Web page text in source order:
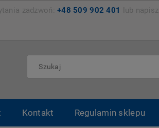
zadzwoń: +48 509 902 401 lub napisz:
Kontakt Regulamin sklepu